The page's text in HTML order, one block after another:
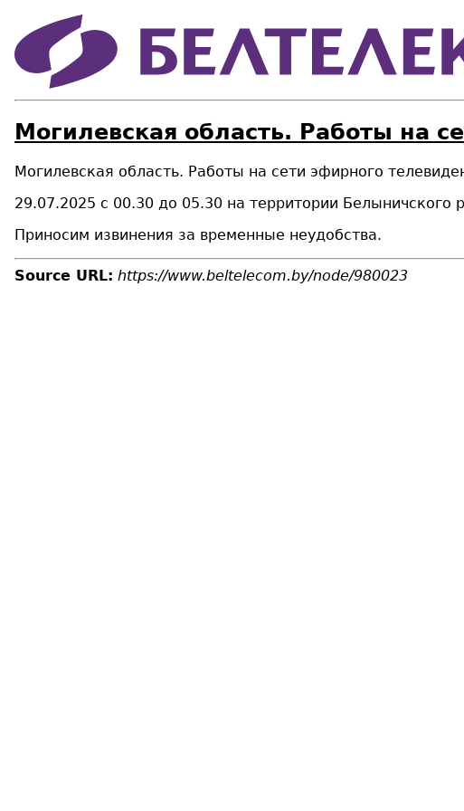
Могилевская область. Работы на
Могилевская область. Работы на сети эфирного
29.07.2025 с 00.30 до 05.30 на территории
Приносим извинения за временные неудобства.
Source URL: https://www.beltelecom.by/node/980023